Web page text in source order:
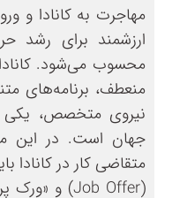
مهاجرت به کانادا و
ارزشمند برای رشد
محسوب می‌شود.
منعطف، برنامه‌های
نیروی متخصص، یکی
جهان است. در این
متقاضی کار در کانادا